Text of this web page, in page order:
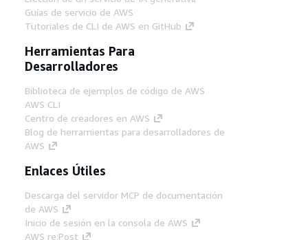
Guías de servicio de AWS
Tutoriales de CLI de AWS en GitHub
Herramientas Para
Desarrolladores
Biblioteca de ejemplos de código de AWS
AWS CLI
Centro de creadores en AWS
Blog de herramientas para desarrolladores de
AWS
Enlaces Útiles
Descarga del servidor MCP de documentación
de AWS
Inicio de sesión en la consola de AWS
AWS re:Post